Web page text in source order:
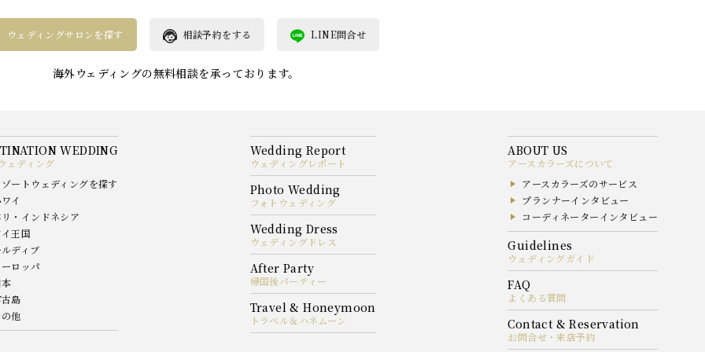
ウェディングサロンを探す 相談予約をする LINE問合せ
海外ウェディングの無料相談を承っております。
ェディング
ートウェディングを探す
イ
・インドネシア
王国
ディブ
ロッパ
島
他
ウェディングレポート
フォトウェディング
ウェディングドレス
帰国後パーティー
トラベル＆ハネムーン
アースカラーズについて
アースカラーズのサービス
プランナーインタビュー
コーディネーターインタビュー
ウェディングガイド
よくある質問
お問合せ・来店予約